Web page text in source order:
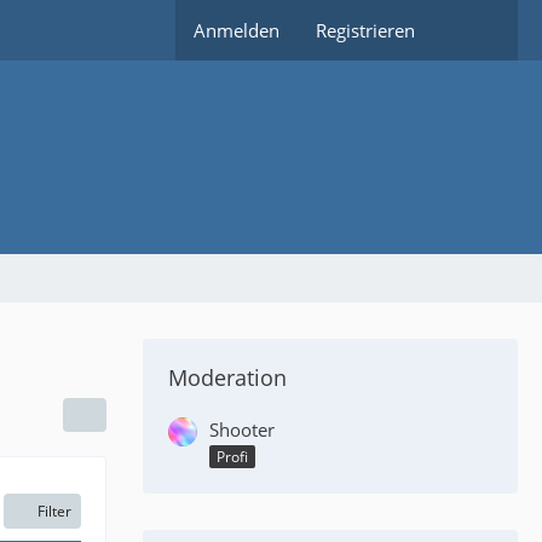
Anmelden Registrieren
Filter
Moderation
Shooter
Profi